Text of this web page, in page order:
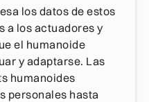
los datos de estos
a los actuadores y
el humanoide
y adaptarse. Las
humanoides
personales hasta